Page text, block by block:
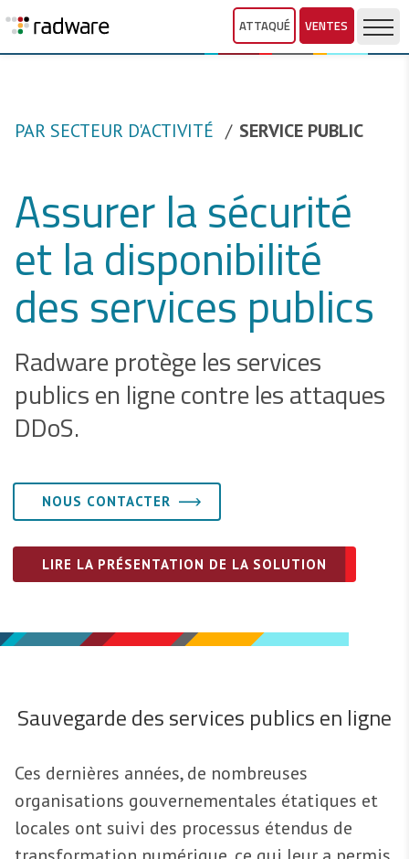
ATTAQUÉ VENTES
PAR SECTEUR D'ACTIVITÉ SERVICE PUBLIC
Assurer la sécurité
et la disponibilité
des services publics
Radware protège les services
publics en ligne contre les attaques
DDoS.
NOUS CONTACTER
LIRE LA PRÉSENTATION DE LA SOLUTION
Sauvegarde des services publics en ligne
Ces dernières années, de nombreuses
organisations gouvernementales étatiques et
locales ont suivi des processus étendus de